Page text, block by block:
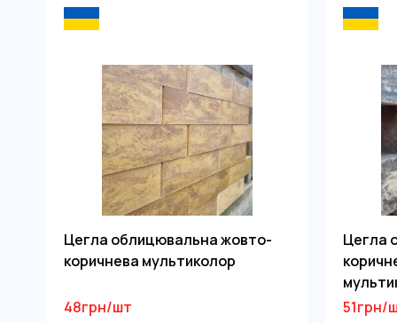
Цегла облицювальна жовто-
коричнева мультиколор
48грн/шт
Цегла
51грн/